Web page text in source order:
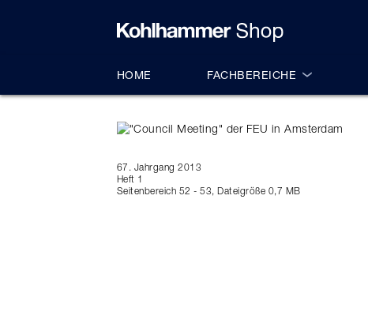
HOME FACHBEREICHE
67. Jahrgang 2013
Heft 1
Seitenbereich 52 - 53, Dateigröße 0,7 MB